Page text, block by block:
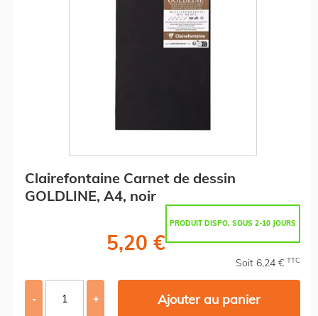
Clairefontaine Carnet de dessin
GOLDLINE, A4, noir
PRODUIT DISPO. SOUS 2-10 JOURS
5,20 €
Soit 6,24 € TTC
- + Ajouter au panier